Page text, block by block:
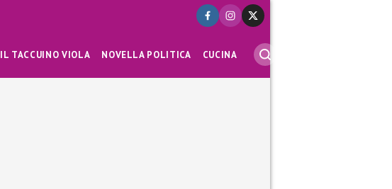
IL TACCUINO VIOLA NOVELLA POLITICA CUCINA